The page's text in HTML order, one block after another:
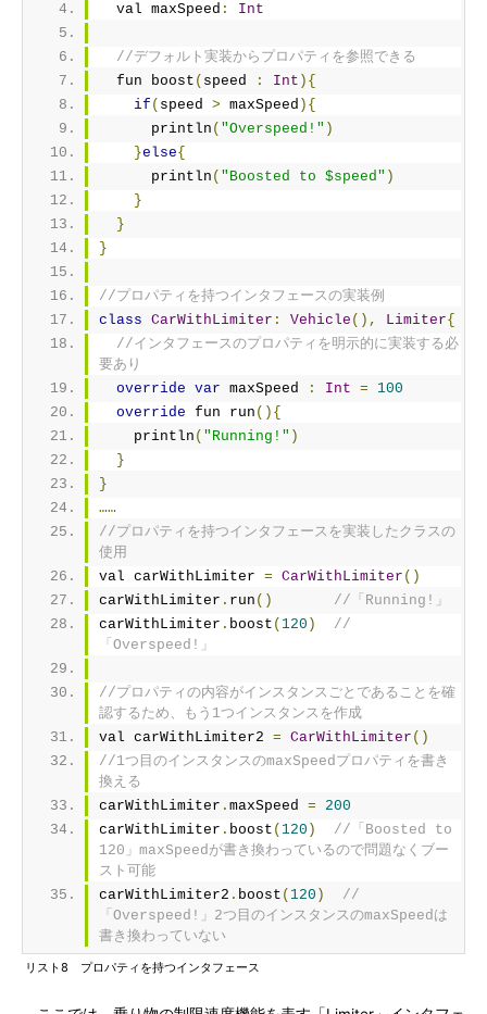
  val maxSpeed
: Int
//デフォルト実装からプロパティを参照できる
  fun boost
( speed : Int ){
if ( speed > maxSpeed ){
      println
( "Overspeed!" )
}else{
      println
( "Boosted to $speed" )
}
}
}
//プロパティを持つインタフェースの実装例
class CarWithLimiter : Vehicle (), Limiter{
//インタフェースのプロパティを明示的に実装する必
要あり
override var maxSpeed : Int =
100
override fun run (){
    println
( "Running!" )
}
}
……
//プロパティを持つインタフェースを実装したクラスの
使用
val carWithLimiter = CarWithLimiter ()
carWithLimiter . run ()
//「Running!」
carWithLimiter . boost ( 120 )
//
「Overspeed!」
//プロパティの内容がインスタンスごとであることを確
認するため、もう1つインスタンスを作成
val carWithLimiter2 = CarWithLimiter ()
//1つ目のインスタンスのmaxSpeedプロパティを書き
換える
carWithLimiter . maxSpeed =
200
carWithLimiter . boost ( 120 )
//「Boosted to
120」maxSpeedが書き換わっているので問題なくブー
スト可能
carWithLimiter2 . boost ( 120 )
//
「Overspeed!」2つ目のインスタンスのmaxSpeedは
書き換わっていない
リスト8 プロパティを持つインタフェース